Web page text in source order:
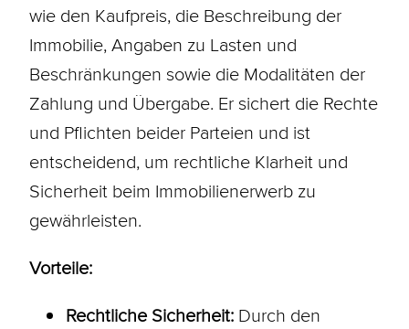
wie den Kaufpreis, die Beschreibung der
Immobilie, Angaben zu Lasten und
Beschränkungen sowie die Modalitäten der
Zahlung und Übergabe. Er sichert die Rechte
und Pflichten beider Parteien und ist
entscheidend, um rechtliche Klarheit und
Sicherheit beim Immobilienerwerb zu
gewährleisten.
Vorteile:
Rechtliche Sicherheit:Durch den